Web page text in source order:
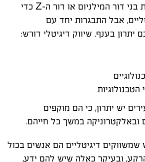
דור המילניום או דור ה-Z כדי
אבל התבגרות יחד עם
יתרון בענף. שיווק דיגיטלי דורש:
הטכנולוגיות
יש יתרון, כי הם מוקפים
ובאלקטרוניקה במשך כל חייהם.
דיגיטליים הם אנשים בכול
הרקע, ובעיקר כאלה שיש להם ידע,